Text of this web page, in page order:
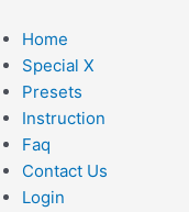
to
content
Home
Special X
Presets
Instruction
Faq
Contact Us
Login